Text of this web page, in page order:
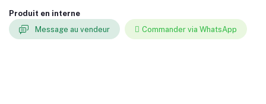
Produit en interne
Message au vendeur
Commander via WhatsApp